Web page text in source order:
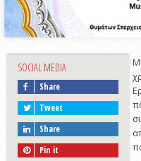
SOCIAL MEDIA
Share
Tweet
Share
Pin it